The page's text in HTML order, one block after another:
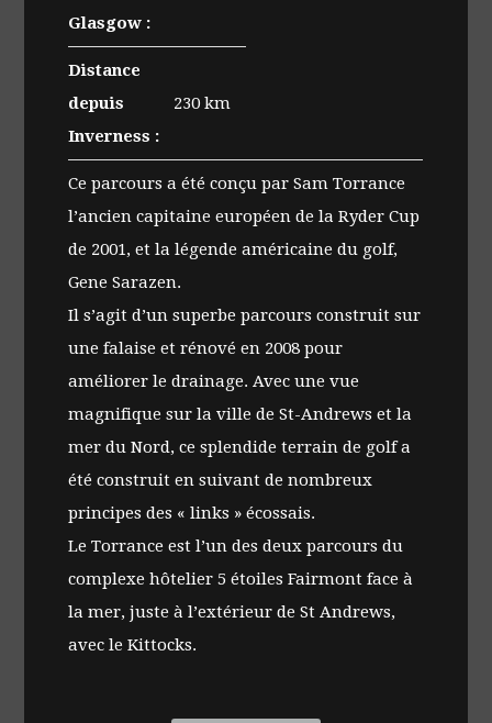
Glasgow :
Distance
depuis
Inverness :
230 km
Ce parcours a été conçu par Sam Torrance
l’ancien capitaine européen de la Ryder Cup
de 2001, et la légende américaine du golf,
Gene Sarazen.
Il s’agit d’un superbe parcours construit sur
une falaise et rénové en 2008 pour
améliorer le drainage. Avec une vue
magnifique sur la ville de St-Andrews et la
mer du Nord, ce splendide terrain de golf a
été construit en suivant de nombreux
principes des « links » écossais.
Le Torrance est l’un des deux parcours du
complexe hôtelier 5 étoiles Fairmont face à
la mer, juste à l’extérieur de St Andrews,
avec le Kittocks.